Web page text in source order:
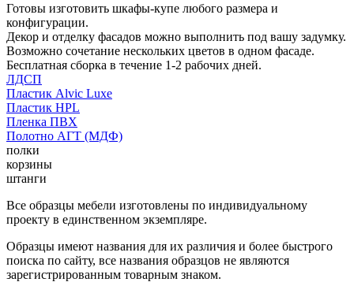
Готовы изготовить шкафы-купе любого размера и
конфигурации.
Декор и отделку фасадов можно выполнить под вашу задумку.
Возможно сочетание нескольких цветов в одном фасаде.
Бесплатная сборка в течение 1-2 рабочих дней.
ЛДСП
Пластик Alvic Luxe
Пластик HPL
Пленка ПВХ
Полотно АГТ (МДФ)
полки
корзины
штанги
Все образцы мебели изготовлены по индивидуальному
проекту в единственном экземпляре.
Образцы имеют названия для их различия и более быстрого
поиска по сайту, все названия образцов не являются
зарегистрированным товарным знаком.